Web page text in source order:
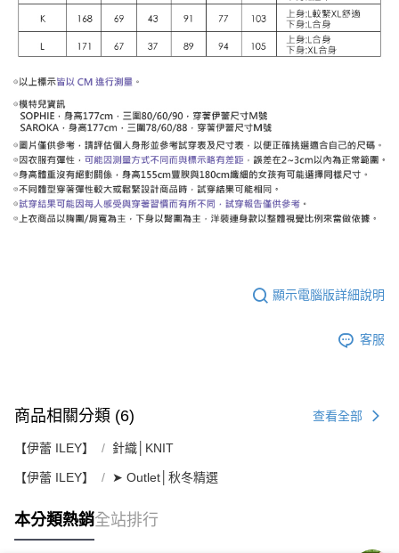
顯示電腦版詳細說明
客服
商品相關分類 (6) 查看全部
【伊蕾 ILEY】 針織│KNIT
【伊蕾 ILEY】 ➤ Outlet│秋冬精選
本分類熱銷全站排行